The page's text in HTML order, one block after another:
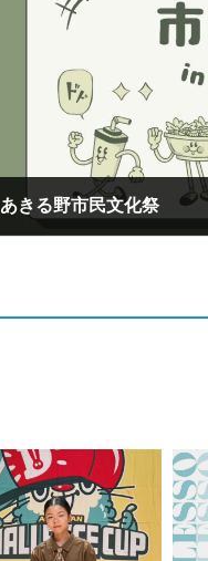
あきる野市民文化祭